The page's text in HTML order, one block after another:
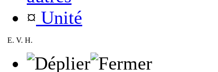
¤ Unité
E. V. H.